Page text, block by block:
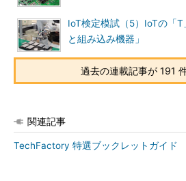
IoT検定模試（5）IoTの「
と組み込み機器」
過去の連載記事が 191
関連記事
TechFactory 特選ブックレットガイド